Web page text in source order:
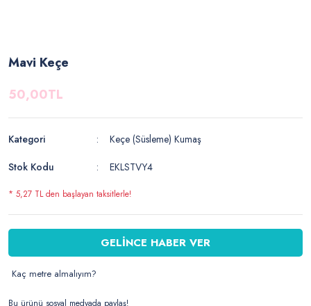
Mavi Keçe
50,00TL
Kategori
Keçe (Süsleme) Kumaş
Stok Kodu
EKLSTVY4
* 5,27 TL den başlayan taksitlerle!
GELİNCE HABER VER
Kaç metre almalıyım?
Bu ürünü sosyal medyada paylaş!